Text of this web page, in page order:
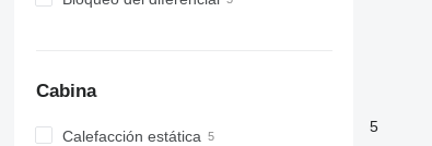
Cabina
Calefacción estática
5